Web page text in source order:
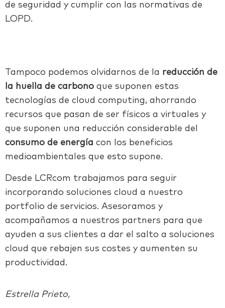
de seguridad y cumplir con las normativas de
LOPD.
Tampoco podemos olvidarnos de la reducción de
la huella de carbono que suponen estas
tecnologías de cloud computing, ahorrando
recursos que pasan de ser físicos a virtuales y
que suponen una reducción considerable del
consumo de energía con los beneficios
medioambientales que esto supone.
Desde LCRcom trabajamos para seguir
incorporando soluciones cloud a nuestro
portfolio de servicios. Asesoramos y
acompañamos a nuestros partners para que
ayuden a sus clientes a dar el salto a soluciones
cloud que rebajen sus costes y aumenten su
productividad.
Estrella Prieto,